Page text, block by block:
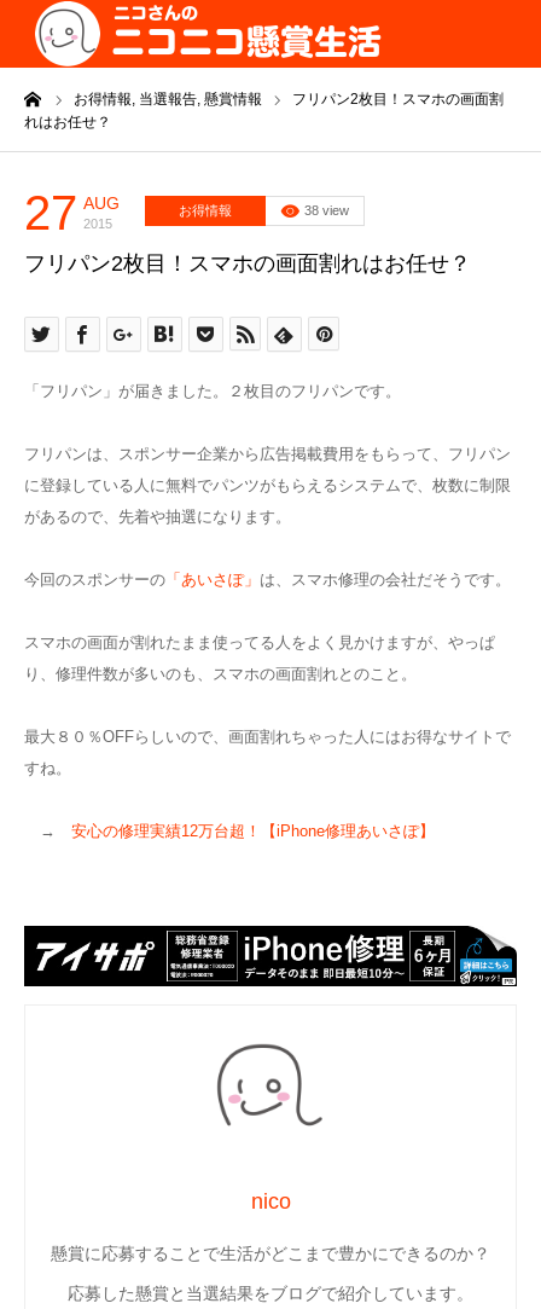
お得情報, 当選報告, 懸賞情報
フリパン2枚目！スマホの画面割
れはお任せ？
27 AUG
2015
お得情報 38 view
フリパン2枚目！スマホの画面割れはお任せ？
「フリパン」が届きました。２枚目のフリパンです。
フリパンは、スポンサー企業から広告掲載費用をもらって、フリパン
に登録している人に無料でパンツがもらえるシステムで、枚数に制限
があるので、先着や抽選になります。
今回のスポンサーの 「あいさぽ」 は、スマホ修理の会社だそうです。
スマホの画面が割れたまま使ってる人をよく見かけますが、やっぱ
り、修理件数が多いのも、スマホの画面割れとのこと。
最大８０％OFFらしいので、画面割れちゃった人にはお得なサイトで
すね。
→ 安心の修理実績12万台超！【iPhone修理あいさぽ】
nico
懸賞に応募することで生活がどこまで豊かにできるのか？
応募した懸賞と当選結果をブログで紹介しています。